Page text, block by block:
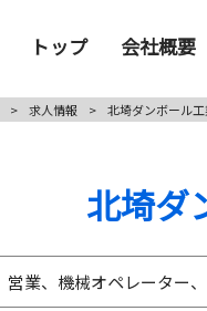
トップ 会社概要
> 求人情報 > 北埼ダンボール
北埼ダ
営業、機械オペレーター